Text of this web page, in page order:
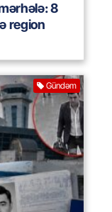
8
region
Gündəm